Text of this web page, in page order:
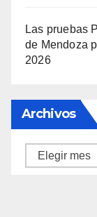
Las pruebas
de Mendoza
2026
Archivos
Archivos